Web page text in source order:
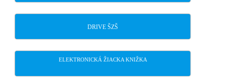
DRIVE ŠZŠ
ELEKTRONICKÁ ŽIACKA KNIŽKA